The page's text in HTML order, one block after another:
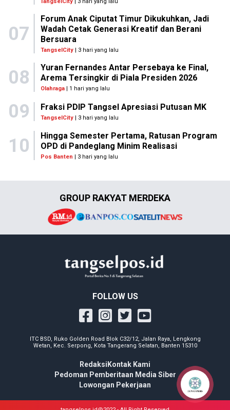
07
Forum Anak Ciputat Timur Dikukuhkan, Jadi
Wadah Cetak Generasi Kreatif dan Berani
Bersuara
TangselCity| 3 hari yang lalu
08
Yuran Fernandes Antar Persebaya ke Final,
Arema Tersingkir di Piala Presiden 2026
Olahraga| 1 hari yang lalu
09 Fraksi PDIP Tangsel Apresiasi Putusan MK
TangselCity | 3 hari yang lalu
10
Hingga Semester Pertama, Ratusan Program
OPD di Pandeglang Minim Realisasi
Pos Banten | 3 hari yang lalu
GROUP RAKYAT MERDEKA
FOLLOW US
ITC BSD, Ruko Golden Road Blok C32/12, Jalan Raya, Lengkong
Wetan, Kec. Serpong, Kota Tangerang Selatan, Banten 15310
Redaksi Kontak Kami
Pedoman Pemberitaan Media Siber
Lowongan Pekerjaan